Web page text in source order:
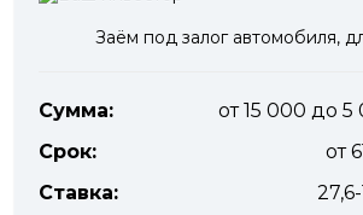
Заём под залог автомобиля,
Сумма:
от 15 000 до
Срок:
от
Ставка: